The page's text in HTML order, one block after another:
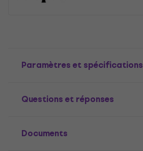
Paramètres et spécifications
Questions et réponses
Documents